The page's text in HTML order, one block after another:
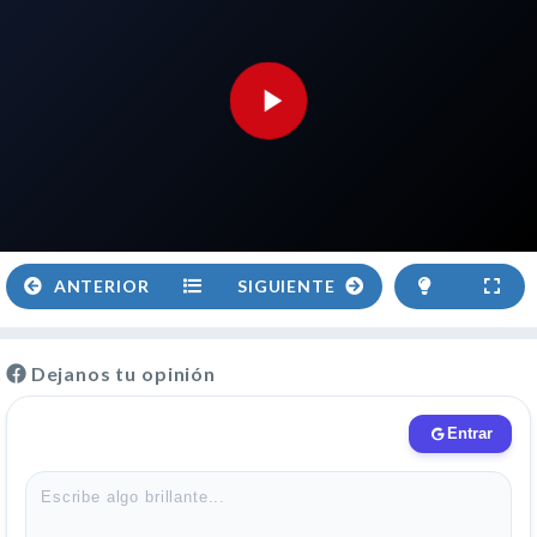
ANTERIOR SIGUIENTE
Dejanos tu opinión